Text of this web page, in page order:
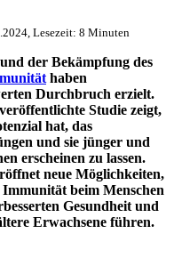
Lesezeit: 8 Minuten
der Bekämpfung des
haben
Durchbruch erzielt.
Studie zeigt,
hat, das
und sie jünger und
erscheinen zu lassen.
neue Möglichkeiten,
beim Menschen
Gesundheit und
Erwachsene führen.